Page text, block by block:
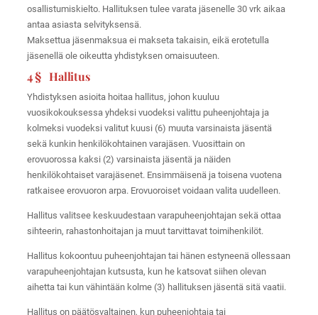
osallistumiskielto. Hallituksen tulee varata jäsenelle 30 vrk aikaa
antaa asiasta selvityksensä.
Maksettua jäsenmaksua ei makseta takaisin, eikä erotetulla
jäsenellä ole oikeutta yhdistyksen omaisuuteen.
4 § Hallitus
Yhdistyksen asioita hoitaa hallitus, johon kuuluu
vuosikokouksessa yhdeksi vuodeksi valittu puheenjohtaja ja
kolmeksi vuodeksi valitut kuusi (6) muuta varsinaista jäsentä
sekä kunkin henkilökohtainen varajäsen. Vuosittain on
erovuorossa kaksi (2) varsinaista jäsentä ja näiden
henkilökohtaiset varajäsenet. Ensimmäisenä ja toisena vuotena
ratkaisee erovuoron arpa. Erovuoroiset voidaan valita uudelleen.
Hallitus valitsee keskuudestaan varapuheenjohtajan sekä ottaa
sihteerin, rahastonhoitajan ja muut tarvittavat toimihenkilöt.
Hallitus kokoontuu puheenjohtajan tai hänen estyneenä ollessaan
varapuheenjohtajan kutsusta, kun he katsovat siihen olevan
aihetta tai kun vähintään kolme (3) hallituksen jäsentä sitä vaatii.
Hallitus on päätösvaltainen, kun puheenjohtaja tai